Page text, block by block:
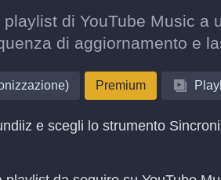
playlist di YouTube Music a
di aggiornamento e
Premium
e scegli lo strumento